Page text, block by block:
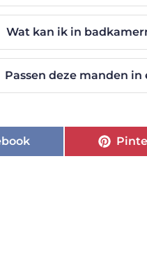
Wat kan ik in
Passen deze manden